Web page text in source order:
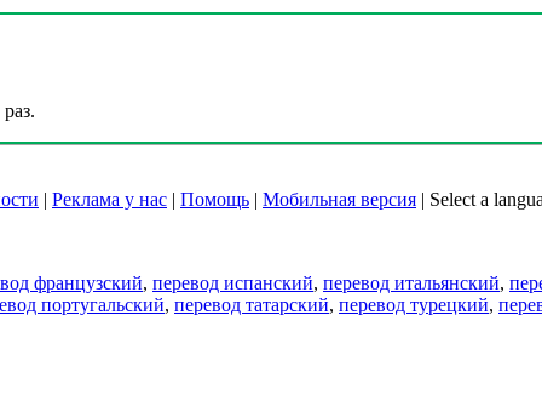
| Реклама у нас | Помощь | Мобильная версия | Select a
французский, перевод испанский, перевод итальянский,
португальский, перевод татарский, перевод турецкий,